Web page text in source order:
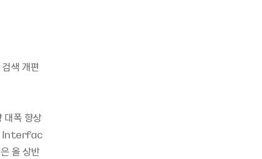
색 개편
대폭 향상
Interfac
올 상반